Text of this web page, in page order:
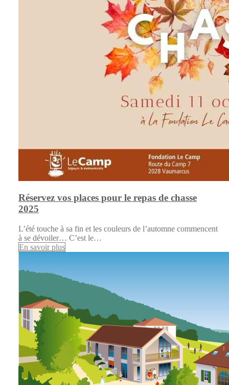
Réservez vos places pour le repas de chasse
2025
L’été touche à sa fin et les couleurs de l’automne commencent
à se dévoiler… C’est le…
En savoir plus